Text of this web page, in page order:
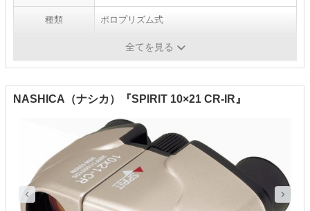
種類 ポロプリズム式
全てを見る
NASHICA（ナシカ）『SPIRIT 10×21 CR-IR』